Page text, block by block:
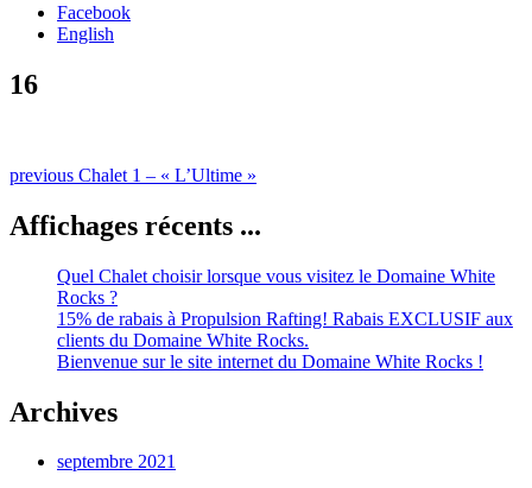
Facebook
English
16
Naviguation
dans
les
publications
previous Previous
Chalet 1 – « L’Ultime »
Affichages récents ...
Quel Chalet choisir lorsque vous visitez le Domaine White
Rocks ?
15% de rabais à Propulsion Rafting! Rabais EXCLUSIF aux
clients du Domaine White Rocks.
Bienvenue sur le site internet du Domaine White Rocks !
Archives
septembre 2021